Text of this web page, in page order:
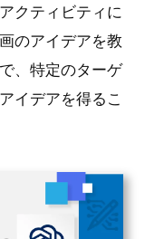
クティビティに
のアイデアを教
、特定のターゲ
イデアを得るこ